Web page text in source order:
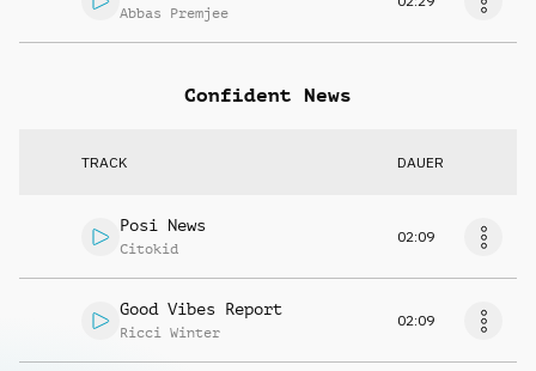
Abbas Premjee
Confident News
TRACK DAUER
Posi News
Citokid
02:09
Good Vibes Report
Ricci Winter
02:09